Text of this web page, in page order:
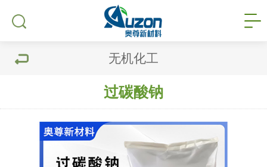
无机化工
过碳酸钠